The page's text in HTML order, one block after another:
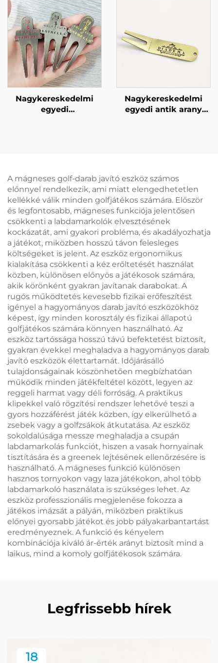
Mágneses Golf Divot
Eszköz Egyedi Logóval
és Golyójelölővel
Nagykereskedelmi
egyedi
személyre szóló
logóval,
cinkötvözetből készült
golfsérüléskorrekciós
eszköz
Nagykereskedelmi
egyedi antik arany
személyre szóló
logóval ellátott
golfsérüléskorrekciós
eszköz
A mágneses golf-darab javító eszköz számos
előnnyel rendelkezik, ami miatt elengedhetetlen
kellékké válik minden golfjátékos számára. Először
és legfontosabb, mágneses funkciója jelentősen
csökkenti a labdamarkolók elvesztésének
kockázatát, ami gyakori probléma, és akadályozhatja
a játékot, miközben hosszú távon felesleges
költségeket is jelent. Az eszköz ergonomikus
kialakítása csökkenti a kéz erőltetését használat
közben, különösen előnyös a játékosok számára,
akik körönként gyakran javítanak darabokat. A
rugós működtetés kevesebb fizikai erőfeszítést
igényel a hagyományos darab javító eszközökhöz
képest, így minden korosztály és fizikai állapotú
golfjátékos számára könnyen használható. Az
eszköz tartóssága hosszú távú befektetést biztosít,
gyakran évekkel meghaladva a hagyományos darab
javító eszközök élettartamát. Időjárásálló
tulajdonságainak köszönhetően megbízhatóan
működik minden játékfeltétel között, legyen az
reggeli harmat vagy déli forróság. A praktikus
klipekkel való rögzítési rendszer lehetővé teszi a
gyors hozzáférést játék közben, így elkerülhető a
zsebek vagy a golfzsákok átkutatása. Az eszköz
sokoldalúsága messze meghaladja a csupán
labdamarkolás funkciót, hiszen a vasak hornyainak
tisztítására és a greenek lejtésének ellenőrzésére is
használható. A mágneses funkció különösen
hasznos tornyokon vagy laza játékokon, ahol több
labdamarkoló használata is szükséges lehet. Az
eszköz professzionális megjelenése fokozza a
játékos imázsát a pályán, miközben praktikus
előnyei gyorsabb játékot és jobb pályakarbantartást
eredményeznek. A funkció és kényelem
kombinációja kiváló ár-érték arányt biztosít mind a
laikus, mind a komoly golfjátékosok számára.
Legfrissebb hírek
18